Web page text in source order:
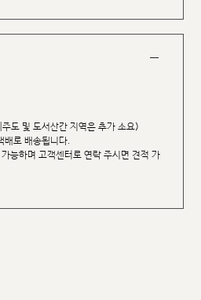
도 및 도서산간 지역은 추가 소요)
배로 배송됩니다.
능하며 고객센터로 연락 주시면 견적 가